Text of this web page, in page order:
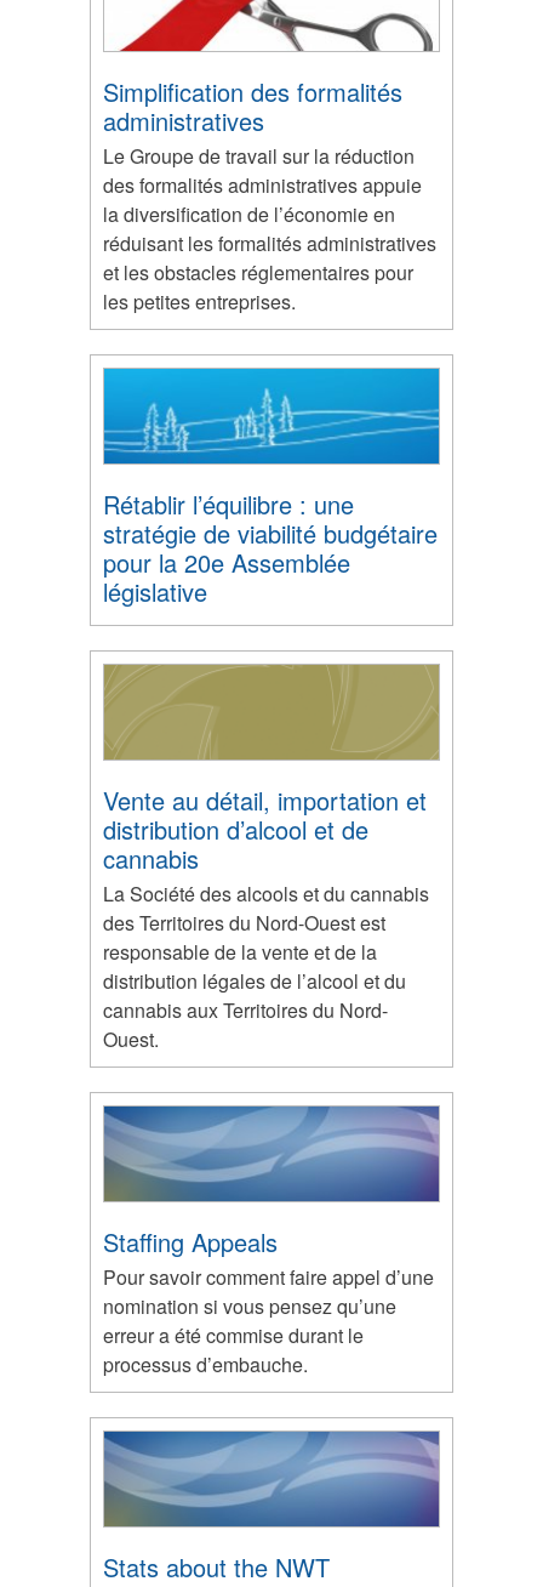
Simplification des formalités
administratives
Le Groupe de travail sur la réduction
des formalités administratives appuie
la diversification de l’économie en
réduisant les formalités administratives
et les obstacles réglementaires pour
les petites entreprises.
Rétablir l’équilibre : une
stratégie de viabilité budgétaire
pour la 20e Assemblée
législative
Vente au détail, importation et
distribution d’alcool et de
cannabis
La Société des alcools et du cannabis
des Territoires du Nord-Ouest est
responsable de la vente et de la
distribution légales de l’alcool et du
cannabis aux Territoires du Nord-
Ouest.
Staffing Appeals
Pour savoir comment faire appel d’une
nomination si vous pensez qu’une
erreur a été commise durant le
processus d’embauche.
Stats about the NWT